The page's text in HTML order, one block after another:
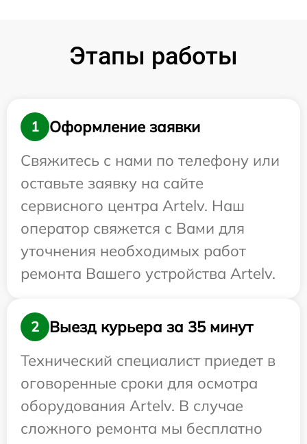
Этапы работы
1
Оформление заявки
Свяжитесь с нами по телефону или
оставьте заявку на сайте
сервисного центра Artelv. Наш
оператор свяжется с Вами для
уточнения необходимых работ
ремонта Вашего устройства Artelv.
2
Выезд курьера за 35 минут
Технический специалист приедет в
оговоренные сроки для осмотра
оборудования Artelv. В случае
сложного ремонта мы бесплатно